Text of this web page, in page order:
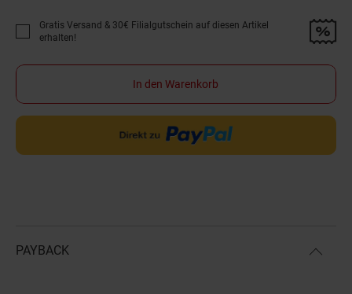
Promotion "Gratis Versand &amp; 30€ Filialgutschein auf diesen Artikel
Gratis Versand & 30€ Filialgutschein auf diesen Artikel
erhalten!
In den Warenkorb
PAYBACK